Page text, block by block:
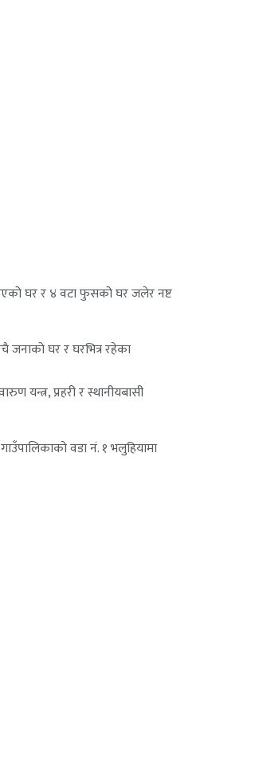
घर र ४ वटा फुसको घर जलेर नष्ट
जनाको घर र घरभित्र रहेका
यन्त्र, प्रहरी र स्थानीयबासी
वडा नं. १ भलुहियामा